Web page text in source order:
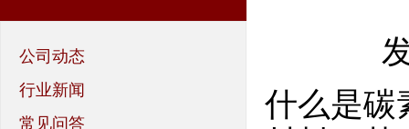
公司动态
行业新闻
常见问答
什么是碳